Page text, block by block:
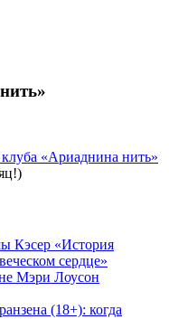
«Ариаднина нить»
Кэсер «История
сердце»
Мэри Лоусон
(18+): когда